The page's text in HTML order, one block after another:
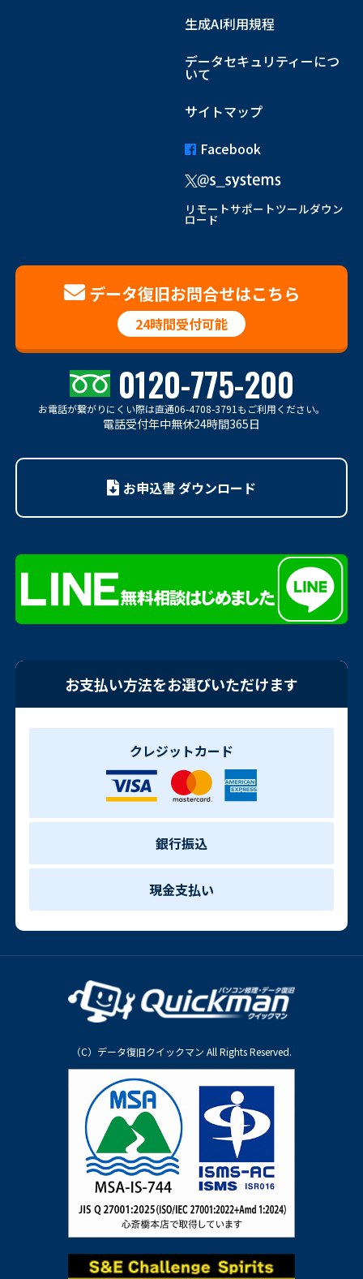
生成AI利用規程
データセキュリティーにつ
いて
サイトマップ
Facebook
リモートサポートツールダウン
ロード
データ復旧お問合せはこちら
24時間受付可能
0120-775-200
お電話が繋がりにくい際は直通06-4708-3791もご利用ください。
電話受付年中無休24時間365日
お申込書 ダウンロード
お支払い方法をお選びいただけます
クレジットカード
銀行振込
現金支払い
（C）データ復旧クイックマン All Rights Reserved.